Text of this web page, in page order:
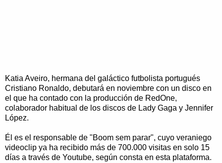
Katia Aveiro, hermana del galáctico futbolista portugués
Cristiano Ronaldo, debutará en noviembre con un disco en
el que ha contado con la producción de RedOne,
colaborador habitual de los discos de Lady Gaga y Jennifer
López.
Él es el responsable de "Boom sem parar", cuyo veraniego
videoclip ya ha recibido más de 700.000 visitas en solo 15
días a través de Youtube, según consta en esta plataforma.